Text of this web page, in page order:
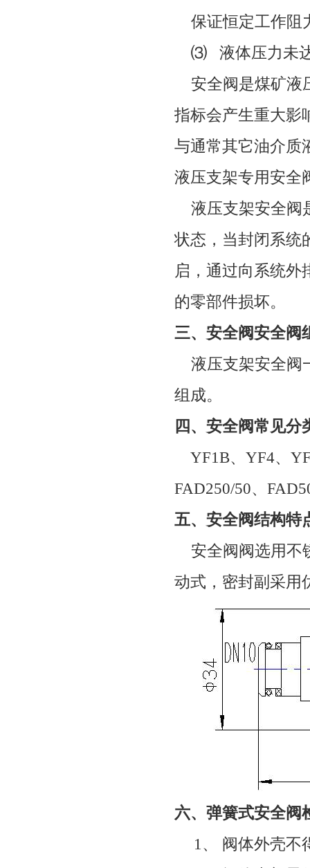
保证恒定工作阻
⑶
液体压力未
安全阀是煤矿液
指标会产生重大影
与通常其它油介质
液压支架专用安全
液压支架安全阀
状态，当封闭系统
启，通过向系统外
的零部件损坏。
三、安全阀安全阀
液压支架安全阀
组成。
四、安全阀常见分
YF1B、 YF4、
FAD250/50、
五、安全阀结构特
安全阀阀选用不
动式，密封副采用
六、弹簧式安全阀
1、
阀体外壳不